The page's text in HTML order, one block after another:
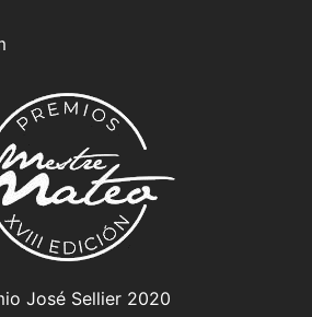
José Sellier 2020